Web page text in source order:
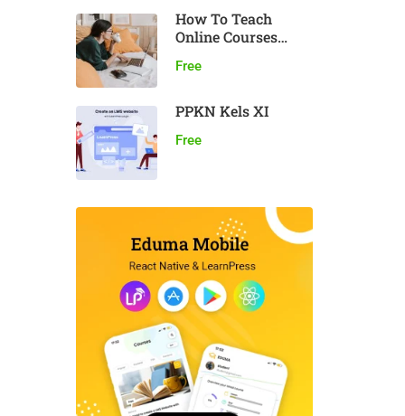
How To Teach
Online Courses
Free
PPKN Kels XI
Free